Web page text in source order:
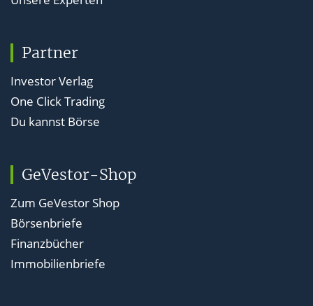
Partner
Investor Verlag
One Click Trading
Du kannst Börse
GeVestor-Shop
Zum GeVestor Shop
Börsenbriefe
Finanzbücher
Immobilienbriefe